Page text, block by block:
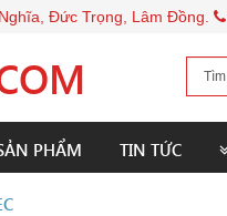
Đức Trọng, Lâm Đồng.
PHẨM TIN TỨC